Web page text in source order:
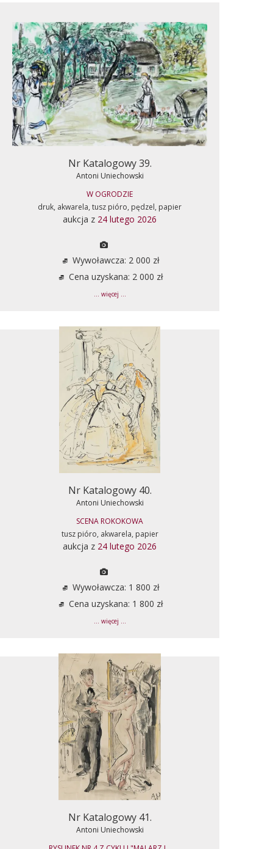
Nr Katalogowy 39.
Antoni Uniechowski
W OGRODZIE
druk, akwarela, tusz pióro, pędzel, papier
aukcja z 24 lutego 2026
Wywoławcza: 2 000 zł
Cena uzyskana: 2 000 zł
... więcej ...
Nr Katalogowy 40.
Antoni Uniechowski
SCENA ROKOKOWA
tusz pióro, akwarela, papier
aukcja z 24 lutego 2026
Wywoławcza: 1 800 zł
Cena uzyskana: 1 800 zł
... więcej ...
Nr Katalogowy 41.
Antoni Uniechowski